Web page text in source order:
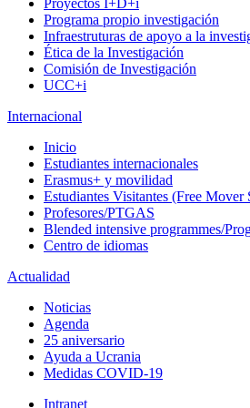
Proyectos I+D+i
Programa propio investigación
Infraestruturas de apoyo a la
Ética de la Investigación
Comisión de Investigación
UCC+i
Internacional
Inicio
Estudiantes internacionales
Erasmus+ y movilidad
Estudiantes Visitantes (Free Mover
Profesores/PTGAS
Blended intensive programmes/
Centro de idiomas
Actualidad
Noticias
Agenda
25 aniversario
Ayuda a Ucrania
Medidas COVID-19
Intranet